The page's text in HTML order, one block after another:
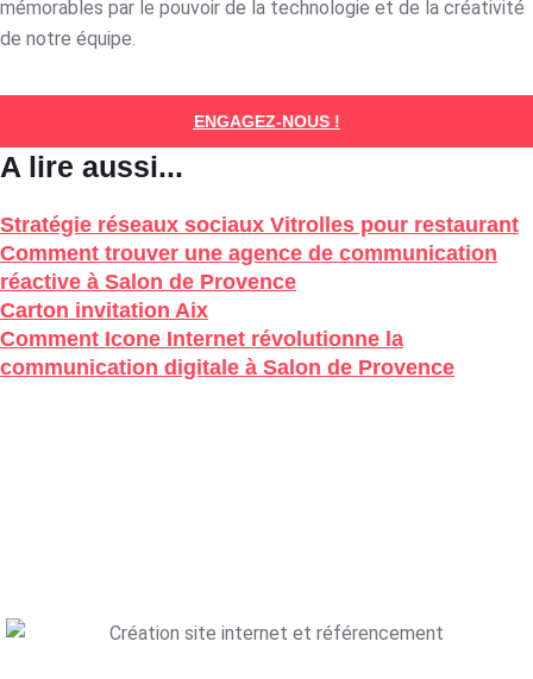
mémorables par le pouvoir de la technologie et de la créativité
de notre équipe.
ENGAGEZ-NOUS !
A lire aussi...
Stratégie réseaux sociaux Vitrolles pour restaurant
Comment trouver une agence de communication
réactive à Salon de Provence
Carton invitation Aix
Comment Icone Internet révolutionne la
communication digitale à Salon de Provence